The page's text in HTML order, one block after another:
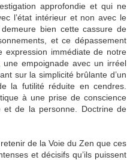
approfondie et qui ne
l’état intérieur et non avec le
bien cette cassure de
et ce dépassement
expression immédiate de notre
une empoignade avec un irréel
sur la simplicité brûlante d’un
la futilité réduite en cendres.
à une prise de conscience
et de la personne. Doctrine de
de la Voie du Zen que ces
et décisifs qu’ils puissent